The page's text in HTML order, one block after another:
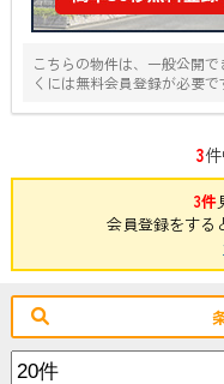
こちらの物件は、一般公開
くには無料会員登録が必要で
3
3件
会員登録をする